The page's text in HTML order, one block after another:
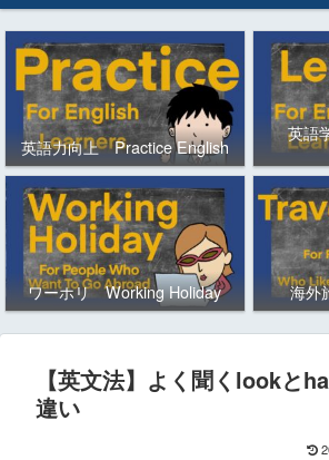
英語力向上 Practice English
英語
ワーホリ Working Holiday 海外
【英文法】よく聞くlookと
違い